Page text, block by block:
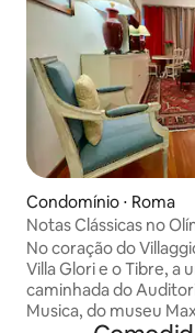
Condomínio ⋅ Roma
Notas Clássicas no
No coração do
Villa Glori e o Tibre, a
caminhada do
Musica, do museu